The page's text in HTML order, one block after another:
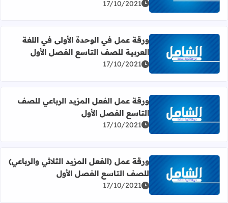
17/10/2021
اقرأ المزيد عن ورقة عمل في الوحدة الأولى في اللغة
ورقة عمل في الوحدة الأولى في اللغة
العربية للصف التاسع الفصل الأول
17/10/2021
اقرأ المزيد عن ورقة عمل الفعل المزيد الرباعي للصف
ورقة عمل الفعل المزيد الرباعي للصف
التاسع الفصل الأول
17/10/2021
اقرأ المزيد عن ورقة عمل (الفعل المزيد الثلاثي والرباعي)
ورقة عمل (الفعل المزيد الثلاثي والرباعي)
للصف التاسع الفصل الأول
17/10/2021